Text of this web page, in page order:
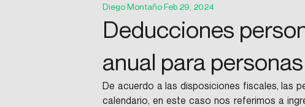
Auditoría
Deducciones
anual para
Diego MontañoFeb 29, 2024
De acuerdo a las disposiciones fiscales, las
calendario, en este caso nos referimos a